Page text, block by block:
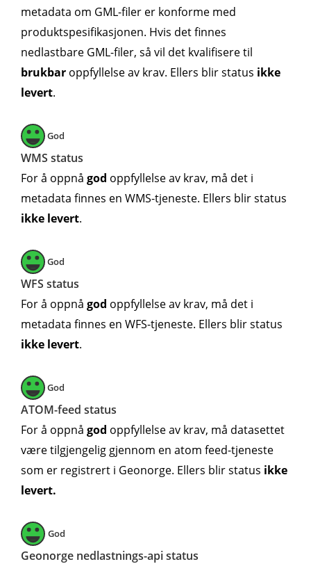
metadata om GML-filer er konforme med
produktspesifikasjonen. Hvis det finnes
nedlastbare GML-filer, så vil det kvalifisere til
brukbar oppfyllelse av krav. Ellers blir status ikke
levert.
God
WMS status
For å oppnå god oppfyllelse av krav, må det i
metadata finnes en WMS-tjeneste. Ellers blir status
ikke levert.
God
WFS status
For å oppnå god oppfyllelse av krav, må det i
metadata finnes en WFS-tjeneste. Ellers blir status
ikke levert.
God
ATOM-feed status
For å oppnå god oppfyllelse av krav, må datasettet
være tilgjengelig gjennom en atom feed-tjeneste
som er registrert i Geonorge. Ellers blir status ikke
levert.
God
Geonorge nedlastnings-api status